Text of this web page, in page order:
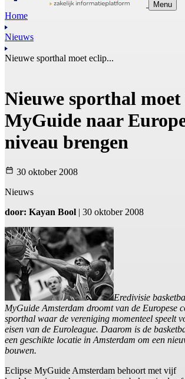
Menu
Home
Nieuws
Nieuwe sporthal moet eclip...
Nieuwe sporthal moet
MyGuide naar
niveau brengen
30 oktober 2008
Nieuws
door: Kayan Bool | 30 oktober 2008
Eredivisie
MyGuide Amsterdam droomt van de Europese
sporthal waar de vereniging momenteel speelt
eisen van de Euroleague. Daarom is de
een geschikte locatie in Amsterdam om een
bouwen.
Eclipse MyGuide Amsterdam behoort met vijf